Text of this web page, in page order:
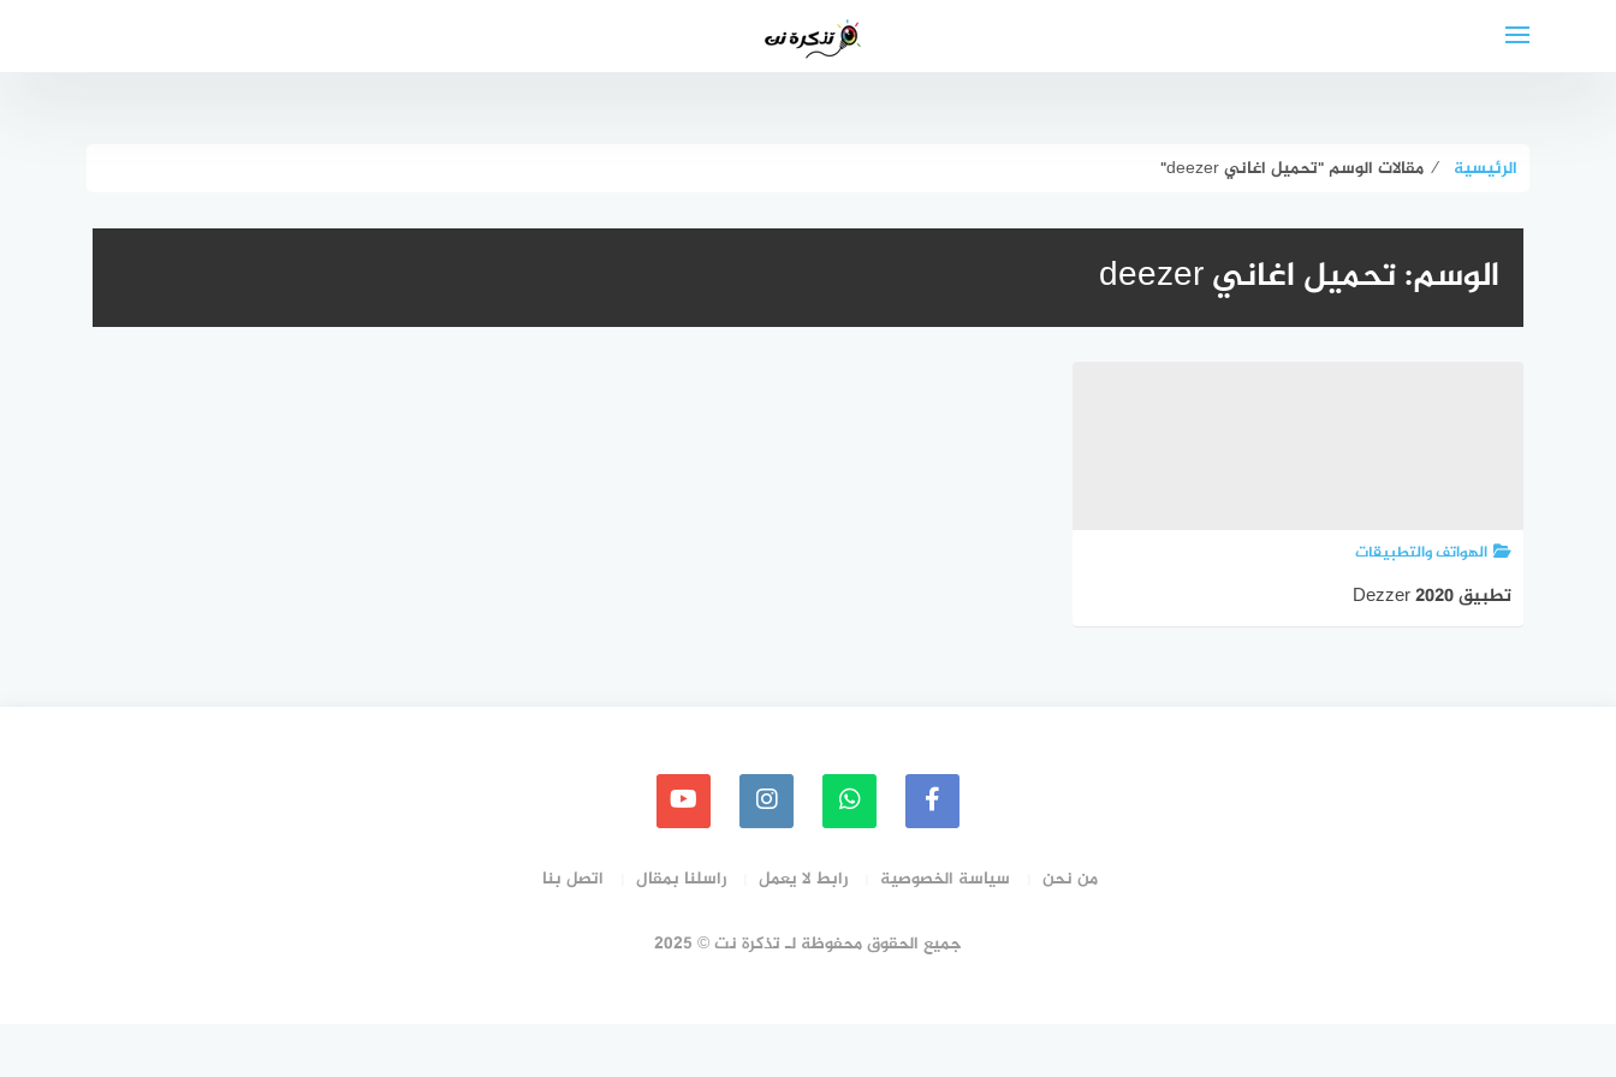
الرئيسية ⁄ مقالات الوسم "تحميل اغاني deezer"
الوسم:تحميل اغاني deezer
الهواتف والتطبيقات
تطبيق Dezzer 2020
من نحن سياسة الخصوصية رابط لا يعمل راسلنا بمقال اتصل بنا
جميع الحقوق محفوظة لـ تذكرة نت © 2025